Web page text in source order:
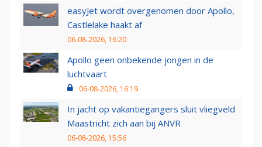
easyJet wordt overgenomen door Apollo,
Castlelake haakt af
06-08-2026, 16:20
Apollo geen onbekende jongen in de
luchtvaart
06-08-2026, 16:19
In jacht op vakantiegangers sluit vliegveld
Maastricht zich aan bij ANVR
06-08-2026, 15:56